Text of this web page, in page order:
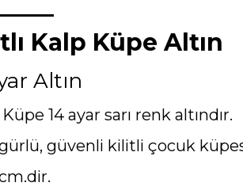
Kalp Küpe Altın
Altın
14 ayar sarı renk altındır.
güvenli kilitli çocuk